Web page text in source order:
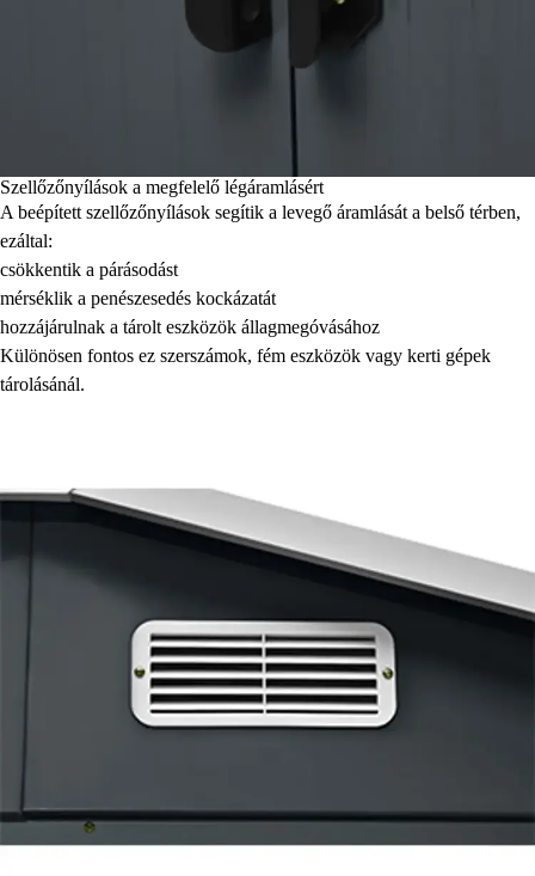
Szellőzőnyílások a megfelelő légáramlásért
A beépített szellőzőnyílások segítik a levegő áramlását a belső térben,
ezáltal:
csökkentik a párásodást
mérséklik a penészesedés kockázatát
hozzájárulnak a tárolt eszközök állagmegóvásához
Különösen fontos ez szerszámok, fém eszközök vagy kerti gépek
tárolásánál.